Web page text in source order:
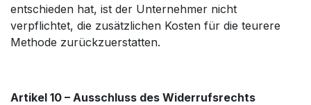
entschieden hat, ist der Unternehmer nicht
verpflichtet, die zusätzlichen Kosten für die teurere
Methode zurückzuerstatten.
Artikel 10 – Ausschluss des Widerrufsrechts